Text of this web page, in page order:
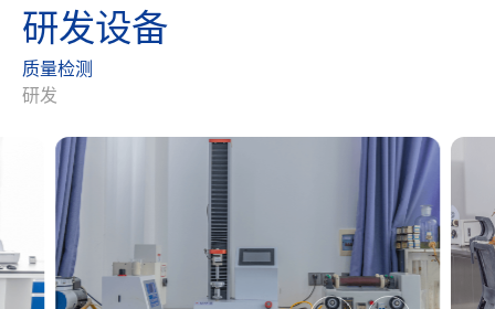
研发设备
质量检测
研发